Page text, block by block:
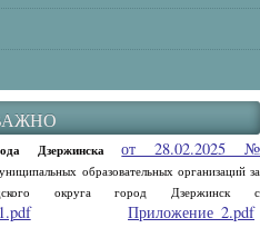
Дзержинскаот 28.02.2025 №
образовательных организаций за
округа город Дзержинск с
Приложение_2.pdf